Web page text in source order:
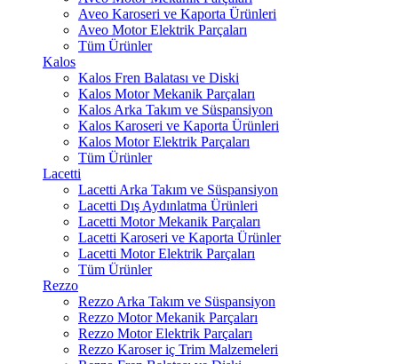
Aveo Karoseri ve Kaporta Ürünleri
Aveo Motor Elektrik Parçaları
Tüm Ürünler
Kalos
Kalos Fren Balatası ve Diski
Kalos Motor Mekanik Parçaları
Kalos Arka Takım ve Süspansiyon
Kalos Karoseri ve Kaporta Ürünleri
Kalos Motor Elektrik Parçaları
Tüm Ürünler
Lacetti
Lacetti Arka Takım ve Süspansiyon
Lacetti Dış Aydınlatma Ürünleri
Lacetti Motor Mekanik Parçaları
Lacetti Karoseri ve Kaporta Ürünler
Lacetti Motor Elektrik Parçaları
Tüm Ürünler
Rezzo
Rezzo Arka Takım ve Süspansiyon
Rezzo Motor Mekanik Parçaları
Rezzo Motor Elektrik Parçaları
Rezzo Karoser iç Trim Malzemeleri